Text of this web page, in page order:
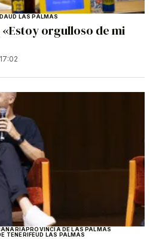
UD LAS PALMAS
orgulloso de mi
PROVINCIA DE LAS PALMAS
TENERIFEUD LAS PALMAS